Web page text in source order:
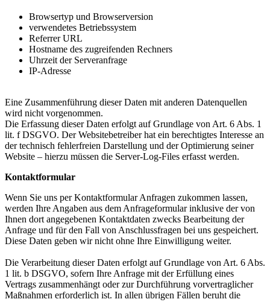
Browsertyp und Browserversion
verwendetes Betriebssystem
Referrer URL
Hostname des zugreifenden Rechners
Uhrzeit der Serveranfrage
IP-Adresse
Eine Zusammenführung dieser Daten mit anderen Datenquellen
wird nicht vorgenommen.
Die Erfassung dieser Daten erfolgt auf Grundlage von Art. 6 Abs. 1
lit. f DSGVO. Der Websitebetreiber hat ein berechtigtes Interesse an
der technisch fehlerfreien Darstellung und der Optimierung seiner
Website – hierzu müssen die Server-Log-Files erfasst werden.
Kontaktformular
Wenn Sie uns per Kontaktformular Anfragen zukommen lassen,
werden Ihre Angaben aus dem Anfrageformular inklusive der von
Ihnen dort angegebenen Kontaktdaten zwecks Bearbeitung der
Anfrage und für den Fall von Anschlussfragen bei uns gespeichert.
Diese Daten geben wir nicht ohne Ihre Einwilligung weiter.
Die Verarbeitung dieser Daten erfolgt auf Grundlage von Art. 6 Abs.
1 lit. b DSGVO, sofern Ihre Anfrage mit der Erfüllung eines
Vertrags zusammenhängt oder zur Durchführung vorvertraglicher
Maßnahmen erforderlich ist. In allen übrigen Fällen beruht die